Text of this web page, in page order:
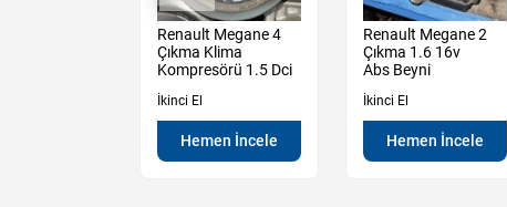
Renault Megane 4
Çıkma Klima
Kompresörü 1.5 Dci
İkinci El
Hemen İncele
Renault Megane 2
Çıkma 1.6 16v
Abs Beyni
İkinci El
Hemen İncele